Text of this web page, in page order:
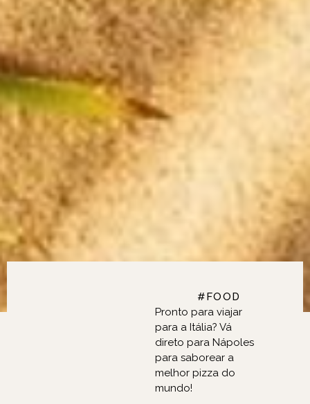
FASHION, BEAUTY,
#FASHION
Pronto para viajar
para a Itália? Vá
direto para Nápoles
para saborear a
melhor pizza do
mundo!